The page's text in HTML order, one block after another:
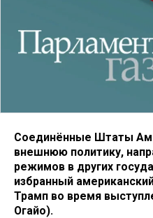
Соединённые Штаты
внешнюю политику,
режимов в других
избранный
Трамп во время
Огайо).